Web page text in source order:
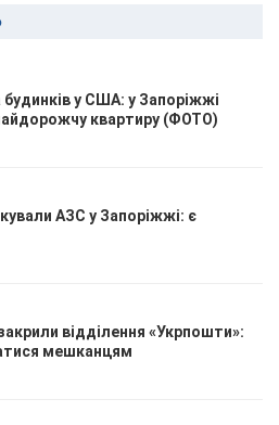
будинків у США: у Запоріжжі
квартиру (ФОТО)
АЗС у Запоріжжі: є
відділення «Укрпошти»:
мешканцям